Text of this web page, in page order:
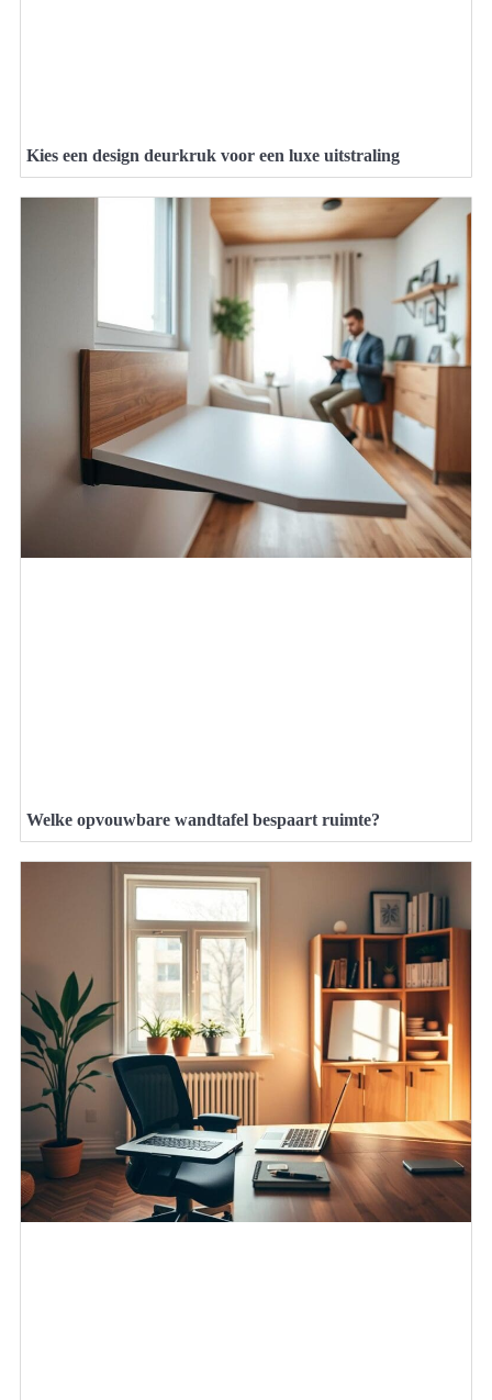
Kies een design deurkruk voor een luxe uitstraling
Welke opvouwbare wandtafel bespaart ruimte?